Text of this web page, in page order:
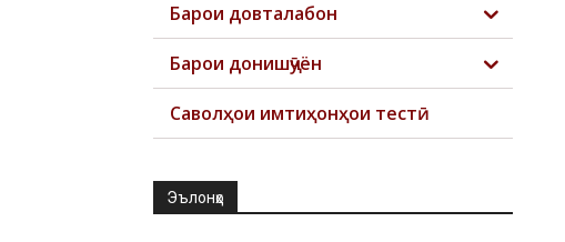
Барои довталабон
Барои донишҷӯён
Саволҳои имтиҳонҳои тестӣ
Эълонҳо